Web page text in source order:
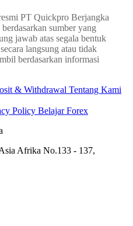
PT Quickpro Berjangka
sumber yang
jawab atas segala bentuk
langsung atau tidak
berdasarkan informasi
& Withdrawal Tentang Kami
Policy Belajar Forex
Afrika No.133 - 137,